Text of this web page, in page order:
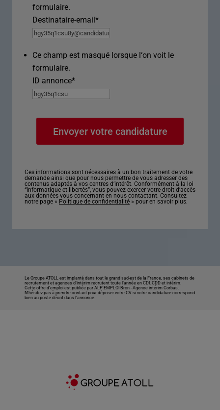
formulaire.
Destinataire-email*
Ce champ est masqué lorsque l‘on voit le
formulaire.
ID annonce*
Ces informations sont nécessaires à un bon traitement de votre
demande ainsi que pour nous permettre de vous adresser des
contenus adaptés à vos centres d’intérêt. Conformément à la loi
“informatique et libertés”, vous pouvez exercer votre droit d’accès
aux données vous concernant en nous contactant. Consultez
notre page « Politique de confidentialité » pour en savoir plus.
Le Groupe ATOLL est implanté dans tout le grand sud-est de la France, ses cabinets de
recrutement et agences d’intérim recrutent toute l’année en CDI, CDD et intérim.
Cette offre d’emploi est publiée par ALP'EMPLOI Bron -Agence intérim Corbas.
N’hésitez pas à prendre contact pour déposer votre CV si votre candidature correspond
bien au poste décrit dans l'annonce.